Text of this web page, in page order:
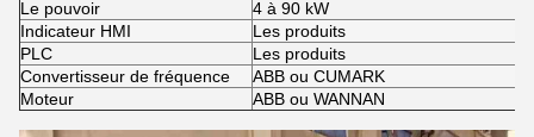
Le pouvoir
4 à 90 kW
Indicateur HMI
Les produits
PLC
Les produits
Convertisseur de fréquence
ABB ou CUMARK
Moteur
ABB ou WANNAN